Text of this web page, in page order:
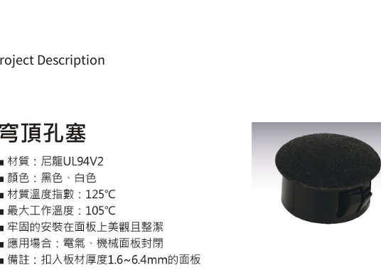
Description